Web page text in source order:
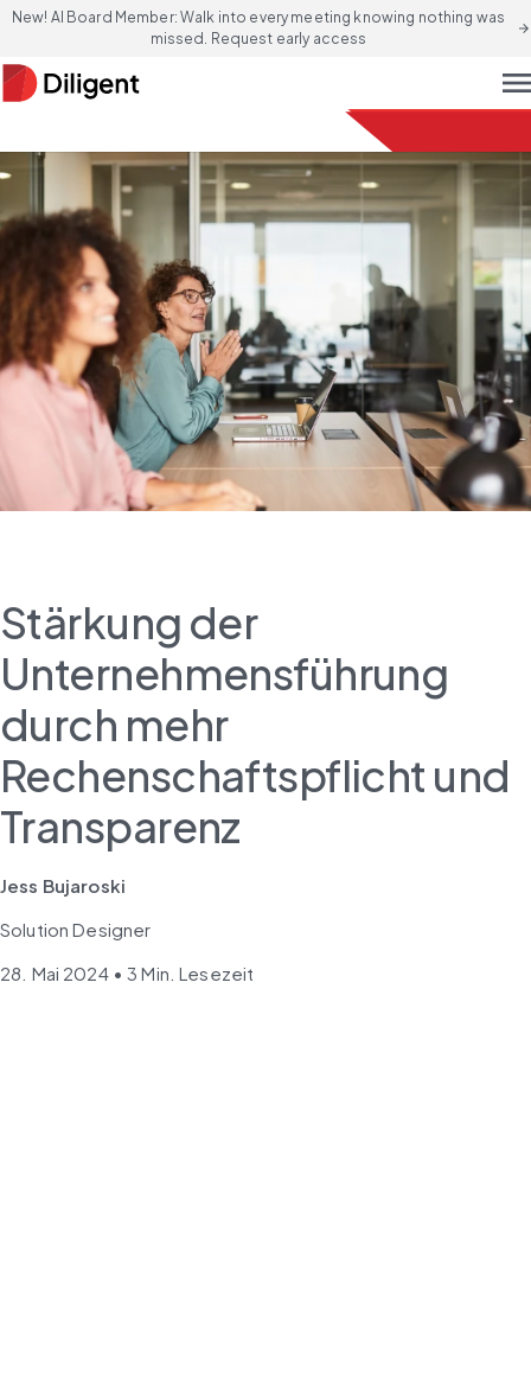
New! AI Board Member: Walk into every meeting knowing nothing was
missed. Request early access
arrow_forward
Stärkung der
Unternehmensführung
durch mehr
Rechenschaftspflicht und
Transparenz
Jess Bujaroski
Solution Designer
28. Mai 2024 • 3 Min. Lesezeit